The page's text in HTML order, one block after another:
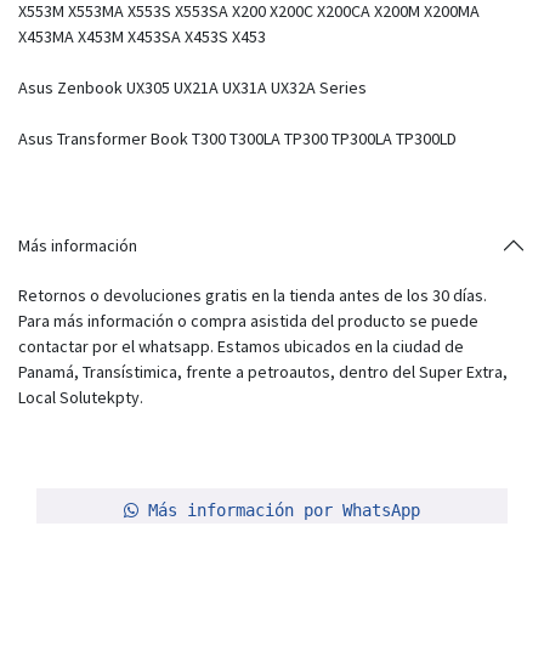
X553M X553MA X553S X553SA X200 X200C X200CA X200M X200MA
X453MA X453M X453SA X453S X453
Asus Zenbook UX305 UX21A UX31A UX32A Series
Asus Transformer Book T300 T300LA TP300 TP300LA TP300LD
Más información
Retornos o devoluciones gratis en la tienda antes de los 30 días.
Para más información o compra asistida del producto se puede
contactar por el whatsapp. Estamos ubicados en la ciudad de
Panamá, Transístimica, frente a petroautos, dentro del Super Extra,
Local Solutekpty.
Más información por WhatsApp